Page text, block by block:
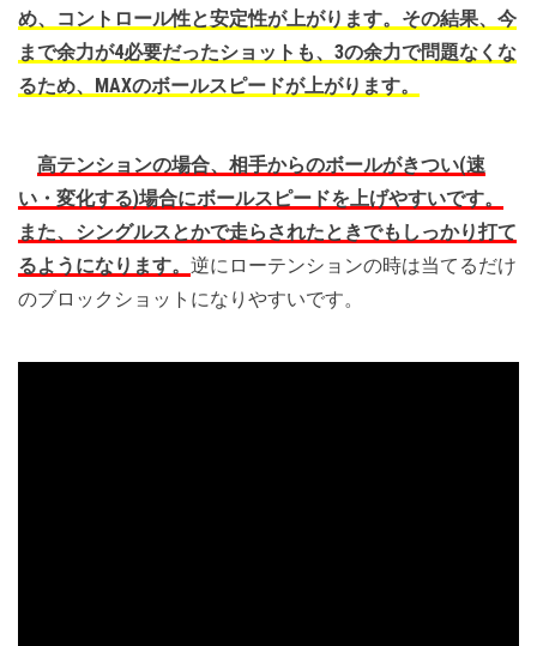
め、コントロール性と安定性が上がります。その結果、今
まで余力が4必要だったショットも、3の余力で問題なくな
るため、MAXのボールスピードが上がります。
高テンションの場合、相手からのボールがきつい(速
い・変化する)場合にボールスピードを上げやすいです。
また、シングルスとかで走らされたときでもしっかり打て
るようになります。 逆にローテンションの時は当てるだけ
のブロックショットになりやすいです。